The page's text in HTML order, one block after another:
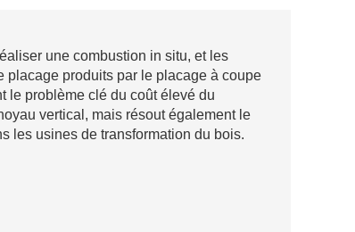
une combustion in situ, et les
placage produits par le placage à coupe
le problème clé du coût élevé du
vertical, mais résout également le
les usines de transformation du bois.